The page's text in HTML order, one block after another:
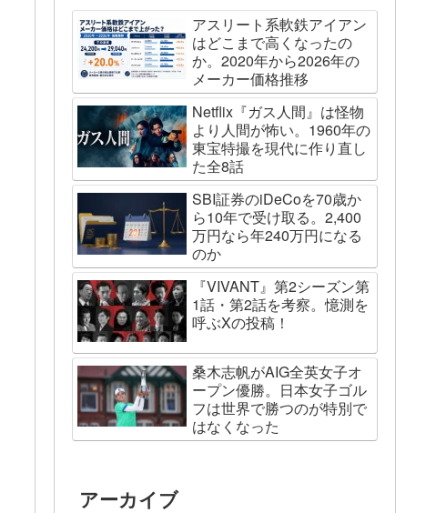
アスリート系軟鉄アイアン
はどこまで高くなったの
か。2020年から2026年の
メーカー価格推移
Netflix『ガス人間』は怪物
より人間が怖い。1960年の
東宝特撮を現代に作り直し
た全8話
SBI証券のiDeCoを70歳か
ら10年で受け取る。2,400
万円なら年240万円になる
のか
『VIVANT』第2シーズン第
1話・第2話を考察。憶測を
呼ぶXの投稿！
桑木志帆がAIG全英女子オ
ープン優勝。日本女子ゴル
フは世界で勝つのが特別で
はなくなった
アーカイブ